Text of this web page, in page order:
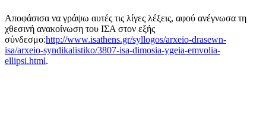
Αποφάσισα να γράψω αυτές τις λίγες λέξεις, αφού ανέγνωσα τη
χθεσινή ανακοίνωση του ΙΣΑ στον εξής
σύνδεσμο:http://www.isathens.gr/syllogos/arxeio-drasewn-
isa/arxeio-syndikalistiko/3807-isa-dimosia-ygeia-emvolia-
ellipsi.html.